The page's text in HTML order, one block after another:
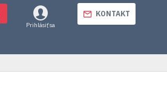
Prihlásiť sa
KONTAKT